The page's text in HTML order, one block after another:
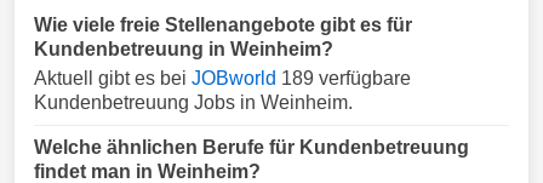
Wie viele freie Stellenangebote gibt es für
Kundenbetreuung in Weinheim?
Aktuell gibt es bei JOBworld 189 verfügbare
Kundenbetreuung Jobs in Weinheim.
Welche ähnlichen Berufe für Kundenbetreuung
findet man in Weinheim?